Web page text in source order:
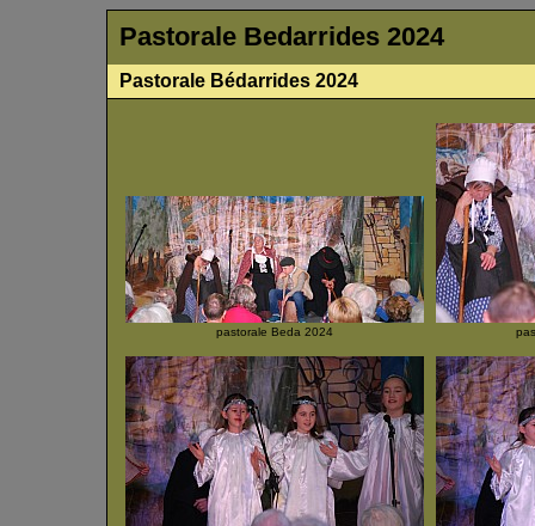
Pastorale Bedarrides 2024
Pastorale Bédarrides 2024
pastorale Beda 2024